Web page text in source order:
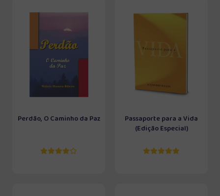
Perdão, O Caminho da Paz
Passaporte para a Vida
(Edição Especial)